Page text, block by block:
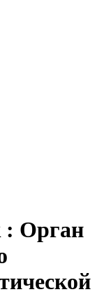
: Орган